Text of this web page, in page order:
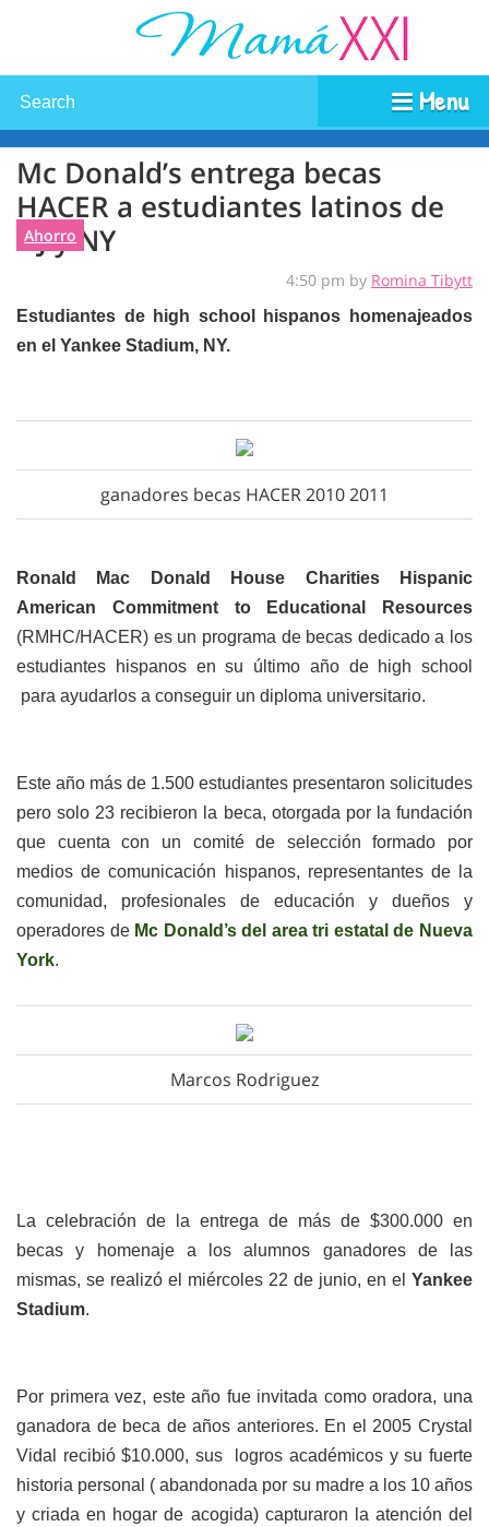
Menu
Mc Donald’s entrega becas
HACER a estudiantes latinos de
NJ y NY
Ahorro
4:50 pm by Romina Tibytt
Estudiantes de high school hispanos homenajeados
en el Yankee Stadium, NY.
ganadores becas HACER 2010 2011
Ronald Mac Donald House Charities Hispanic
American Commitment to Educational Resources
(RMHC/HACER) es un programa de becas dedicado a los
estudiantes hispanos en su último año de high school
para ayudarlos a conseguir un diploma universitario.
Este año más de 1.500 estudiantes presentaron solicitudes
pero solo 23 recibieron la beca, otorgada por la fundación
que cuenta con un comité de selección formado por
medios de comunicación hispanos, representantes de la
comunidad, profesionales de educación y dueños y
operadores de Mc Donald’s del area tri estatal de Nueva
York.
Marcos Rodriguez
La celebración de la entrega de más de $300.000 en
becas y homenaje a los alumnos ganadores de las
mismas, se realizó el miércoles 22 de junio, en el Yankee
Stadium.
Por primera vez, este año fue invitada como oradora, una
ganadora de beca de años anteriores. En el 2005 Crystal
Vidal recibió $10.000, sus logros académicos y su fuerte
historia personal ( abandonada por su madre a los 10 años
y criada en hogar de acogida) capturaron la atención del